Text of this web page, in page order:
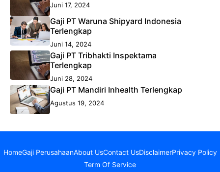
Juni 17, 2024
Gaji PT Waruna Shipyard Indonesia
Terlengkap
Juni 14, 2024
Gaji PT Tribhakti Inspektama
Terlengkap
Juni 28, 2024
Gaji PT Mandiri Inhealth Terlengkap
Agustus 19, 2024
HomeGaji PerusahaanAbout UsContact UsDisclaimerPrivacy Policy
Term Of Service